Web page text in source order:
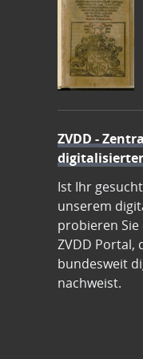
ZVDD -
Ist Ihr
unserem
probieren
ZVDD Portal,
bundesweit
nachweist.